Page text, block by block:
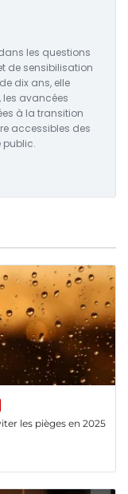
les questions
de sensibilisation
dix ans, elle
les avancées
à la transition
accessibles des
public.
les pièges en 2025